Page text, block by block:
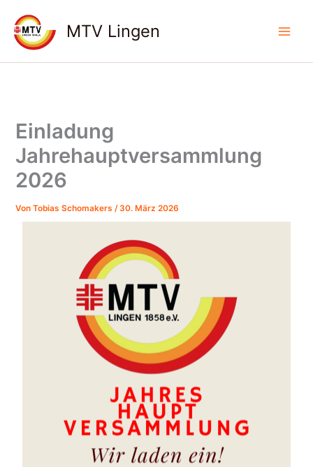
Inhalt
springen
MTV Lingen
Einladung
Jahrehauptversammlung
2026
VonTobias Schomakers/ 30. März 2026